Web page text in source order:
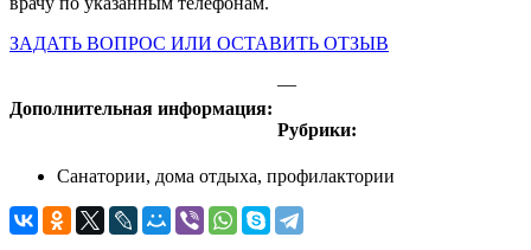
ЗАДАТЬ ВОПРОС ИЛИ ОСТАВИТЬ ОТЗЫВ
Дополнительная информация:
—
Рубрики:
Санатории, дома отдыха, профилактории